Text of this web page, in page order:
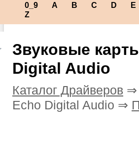
0_9 A B C D E
Z
Звуковые
Digital Audio
Каталог Драйверов ⇒
Echo Digital Audio ⇒